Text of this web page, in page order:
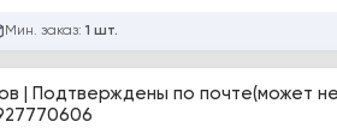
Мин. заказ: 1 шт.
| Подтверждены по почте(может